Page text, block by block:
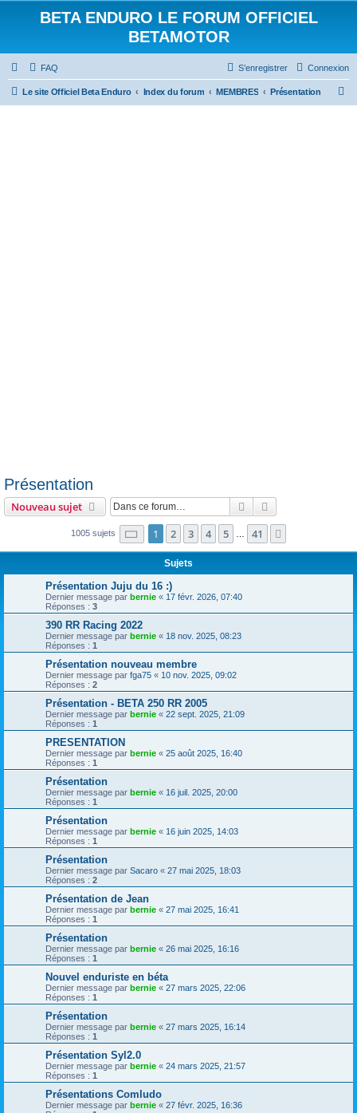
BETA ENDURO LE FORUM OFFICIEL
BETAMOTOR
FAQ Connexion
S’enregistrer
Le site Officiel Beta Enduro Index du forum MEMBRES Présentation
Présentation
Nouveau sujet Rechercher
1005 sujets Page 1sur41
1 2 3 4 5 41
Sujets
Présentation Juju du 16 :)
Dernier message par bernie « 17 févr. 2026, 07:40
Réponses : 3
390 RR Racing 2022
Dernier message par bernie « 18 nov. 2025, 08:23
Réponses : 1
Présentation nouveau membre
Dernier message par fga75 « 10 nov. 2025, 09:02
Réponses : 2
Présentation - BETA 250 RR 2005
Dernier message par bernie « 22 sept. 2025, 21:09
Réponses : 1
PRESENTATION
Dernier message par bernie « 25 août 2025, 16:40
Réponses : 1
Présentation
Dernier message par bernie « 16 juil. 2025, 20:00
Réponses : 1
Présentation
Dernier message par bernie « 16 juin 2025, 14:03
Réponses : 1
Présentation
Dernier message par Sacaro « 27 mai 2025, 18:03
Réponses : 2
Présentation de Jean
Dernier message par bernie « 27 mai 2025, 16:41
Réponses : 1
Présentation
Dernier message par bernie « 26 mai 2025, 16:16
Réponses : 1
Nouvel enduriste en béta
Dernier message par bernie « 27 mars 2025, 22:06
Réponses : 1
Présentation
Dernier message par bernie « 27 mars 2025, 16:14
Réponses : 1
Présentation Syl2.0
Dernier message par bernie « 24 mars 2025, 21:57
Réponses : 1
Présentations Comludo
Dernier message par bernie « 27 févr. 2025, 16:36